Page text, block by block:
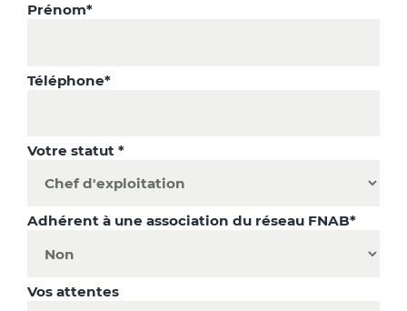
Prénom*
Téléphone*
Votre statut *
Adhérent à une association du réseau FNAB*
Vos attentes